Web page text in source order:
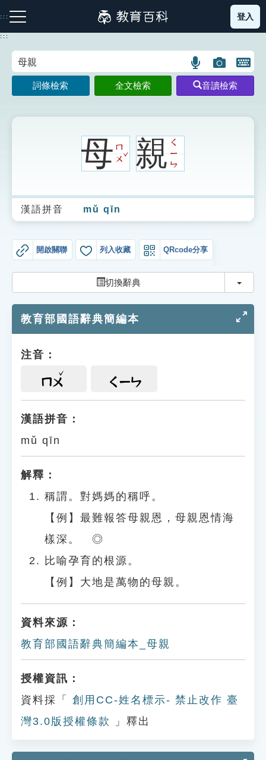
到
主
:::
注音索引圖示 筆畫索引圖示 部首索引表圖示
生字詞彙表
成語故事
索引選單
單字索引
遊戲專區
貓頭鷹博士
登入
:::
語
言
搜
圖
片
搜
開
鍵
圖
詞條檢索 全文檢索 音讀檢索
母ㄇ
ㄨ
ˇ親ㄑ
ㄧ
ㄣ
漢語拼音 mǔ qīn
開啟關聯 列入收藏 QRcode分享
切換辭典 切換
教育部國語辭典簡編本
注音：
ㄇㄨ ㄑㄧㄣ
漢語拼音：
mǔ qīn
解釋：
稱謂。對媽媽的稱呼。
【例】最難報答母親恩，母親恩情海
樣深。 ◎
比喻孕育的根源。
【例】大地是萬物的母親。
資料來源：
教育部國語辭典簡編本_母親
授權資訊：
資料採「
創用CC-姓名標示- 禁止改作 臺
灣3.0版授權條款
」釋出